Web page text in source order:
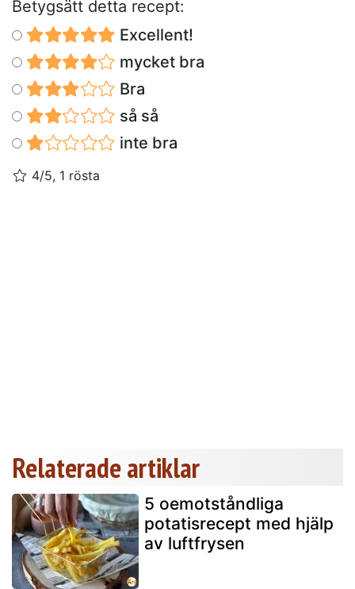
Betygsätt detta recept:
Excellent!
mycket bra
Bra
så så
inte bra
4/5, 1 rösta
Relaterade artiklar
5 oemotståndliga
potatisrecept med hjälp
av luftfrysen